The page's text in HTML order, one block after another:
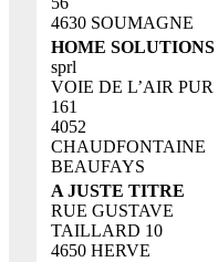
4630 SOUMAGNE
HOME SOLUTIONS
sprl
VOIE DE L’AIR PUR
161
4052
CHAUDFONTAINE
BEAUFAYS
A JUSTE TITRE
RUE GUSTAVE
TAILLARD 10
4650 HERVE